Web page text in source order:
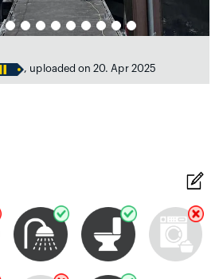
, uploaded on 20. Apr 2025